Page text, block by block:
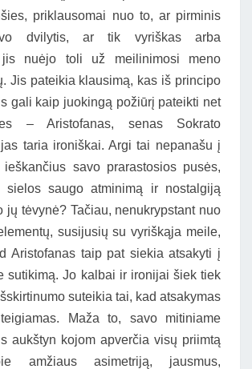
priklausomai nuo to, ar pirminis
dvilytis, ar tik vyriškas arba
jis nuėjo toli už meilinimosi meno
Jis pateikia klausimą, kas iš principo
gali kaip juokingą požiūrį pateikti net
– Aristofanas, senas Sokrato
taria ironiškai. Argi tai nepanašu į
ieškančius savo prarastosios pusės,
sielos saugo atminimą ir nostalgiją
jų tėvynė? Tačiau, nenukrypstant nuo
susijusių su vyriškąja meile,
Aristofanas taip pat siekia atsakyti į
sutikimą. Jo kalbai ir ironijai šiek tiek
suteikia tai, kad atsakymas
Maža to, savo mitiniame
aukštyn kojom apverčia visų priimtą
amžiaus asimetriją, jausmus,